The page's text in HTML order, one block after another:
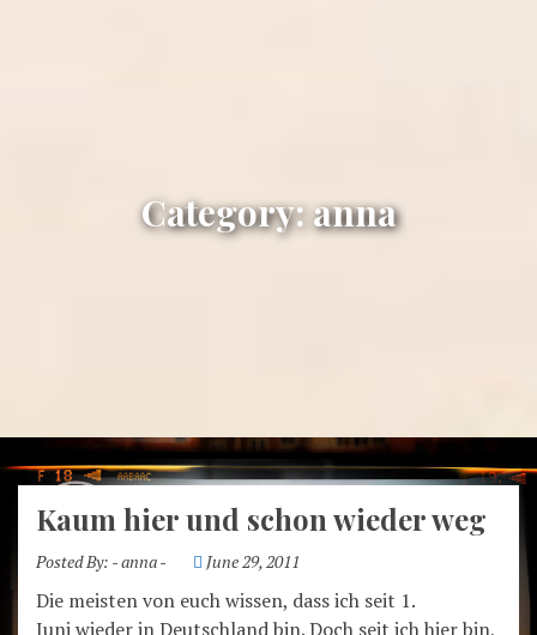
Category:anna
Kaum hier und schon wieder weg
Posted By: - anna - June 29, 2011
Die meisten von euch wissen, dass ich seit 1.
Juni wieder in Deutschland bin. Doch seit ich hier bin,